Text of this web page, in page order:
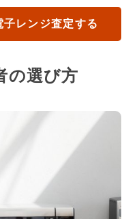
レンジ査定する
の選び方